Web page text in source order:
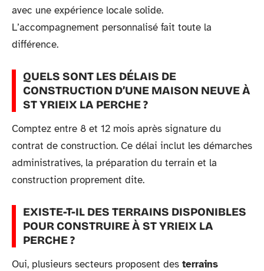
avec une expérience locale solide.
L’accompagnement personnalisé fait toute la
différence.
QUELS SONT LES DÉLAIS DE
CONSTRUCTION D’UNE MAISON NEUVE À
ST YRIEIX LA PERCHE ?
Comptez entre 8 et 12 mois après signature du
contrat de construction. Ce délai inclut les démarches
administratives, la préparation du terrain et la
construction proprement dite.
EXISTE-T-IL DES TERRAINS DISPONIBLES
POUR CONSTRUIRE À ST YRIEIX LA
PERCHE ?
Oui, plusieurs secteurs proposent des terrains